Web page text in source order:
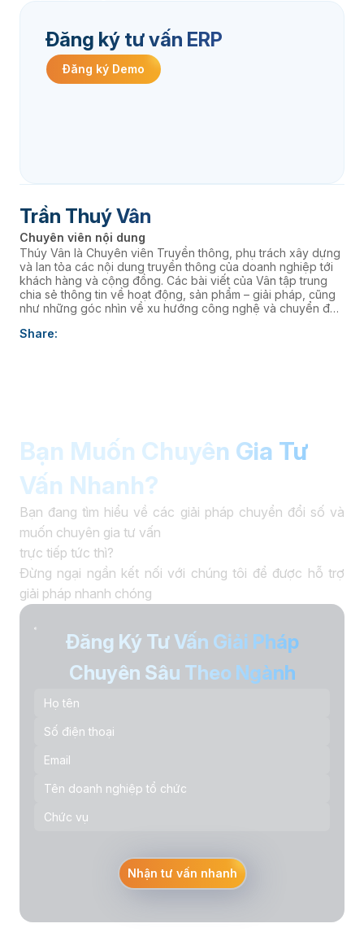
Đăng ký tư vấn ERP
Đăng ký Demo
Trần Thuý Vân
Chuyên viên nội dung
Thúy Vân là Chuyên viên Truyền thông, phụ trách xây dựng
và lan tỏa các nội dung truyền thông của doanh nghiệp tới
khách hàng và cộng đồng. Các bài viết của Vân tập trung
chia sẻ thông tin về hoạt động, sản phẩm – giải pháp, cũng
như những góc nhìn về xu hướng công nghệ và chuyển đổi
doanh nghiệp với thị trường.
Share:
Bạn Muốn Chuyên Gia Tư
Vấn Nhanh?
Bạn đang tìm hiểu về các giải pháp chuyển đổi số và
muốn chuyên gia tư vấn
trực tiếp tức thì?
Đừng ngại ngần kết nối với chúng tôi để được hỗ trợ
giải pháp nhanh chóng
Đăng Ký Tư Vấn Giải Pháp
Chuyên Sâu Theo Ngành
Nhận tư vấn nhanh